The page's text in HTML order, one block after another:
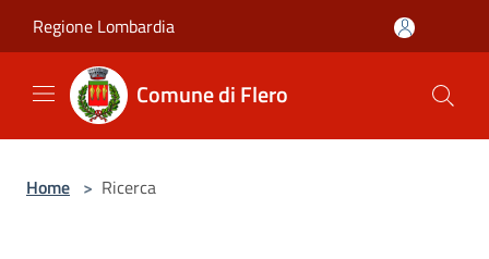
Regione Lombardia
Comune di Flero
Home > Ricerca